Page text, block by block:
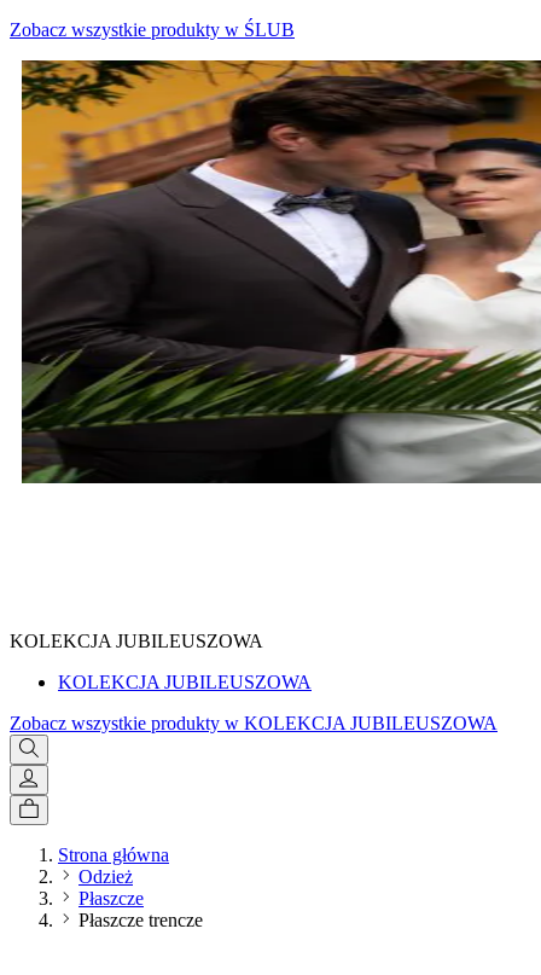
Zobacz wszystkie produkty w ŚLUB
KOLEKCJA JUBILEUSZOWA
KOLEKCJA JUBILEUSZOWA
Zobacz wszystkie produkty w KOLEKCJA JUBILEUSZOWA
Strona główna
Odzież
Płaszcze
Płaszcze trencze